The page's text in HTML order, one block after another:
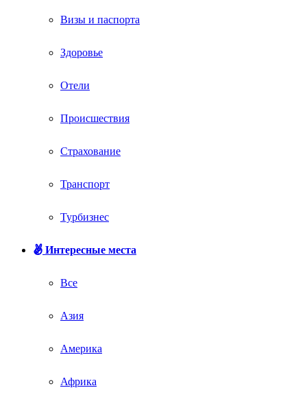
Визы и паспорта
Здоровье
Отели
Происшествия
Страхование
Транспорт
Турбизнес
Интересные места
Все
Азия
Америка
Африка